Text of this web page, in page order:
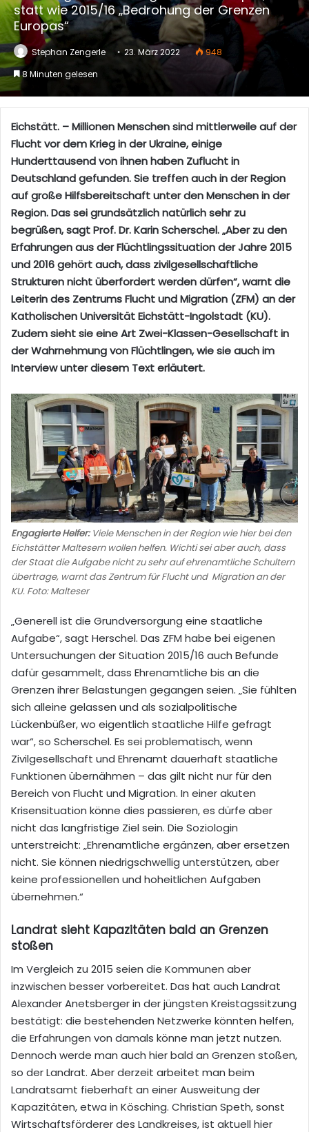
statt wie 2015/16 „Bedrohung der Grenzen
Europas“
Stephan Zengerle 23. März 2022
948
8 Minuten gelesen
Eichstätt. – Millionen Menschen sind mittlerweile auf der
Flucht vor dem Krieg in der Ukraine, einige
Hunderttausend von ihnen haben Zuflucht in
Deutschland gefunden. Sie treffen auch in der Region
auf große Hilfsbereitschaft unter den Menschen in der
Region. Das sei grundsätzlich natürlich sehr zu
begrüßen, sagt Prof. Dr. Karin Scherschel. „Aber zu den
Erfahrungen aus der Flüchtlingssituation der Jahre 2015
und 2016 gehört auch, dass zivilgesellschaftliche
Strukturen nicht überfordert werden dürfen“, warnt die
Leiterin des Zentrums Flucht und Migration (ZFM) an der
Katholischen Universität Eichstätt-Ingolstadt (KU).
Zudem sieht sie eine Art Zwei-Klassen-Gesellschaft in
der Wahrnehmung von Flüchtlingen, wie sie auch im
Interview unter diesem Text erläutert.
Engagierte Helfer:Viele Menschen in der Region wie hier bei den
Eichstätter Maltesern wollen helfen. Wichti sei aber auch, dass
der Staat die Aufgabe nicht zu sehr auf ehrenamtliche Schultern
übertrage, warnt das Zentrum für Flucht und Migration an der
KU. Foto: Malteser
„Generell ist die Grundversorgung eine staatliche
Aufgabe“, sagt Herschel. Das ZFM habe bei eigenen
Untersuchungen der Situation 2015/16 auch Befunde
dafür gesammelt, dass Ehrenamtliche bis an die
Grenzen ihrer Belastungen gegangen seien. „Sie fühlten
sich alleine gelassen und als sozialpolitische
Lückenbüßer, wo eigentlich staatliche Hilfe gefragt
war“, so Scherschel. Es sei problematisch, wenn
Zivilgesellschaft und Ehrenamt dauerhaft staatliche
Funktionen übernähmen – das gilt nicht nur für den
Bereich von Flucht und Migration. In einer akuten
Krisensituation könne dies passieren, es dürfe aber
nicht das langfristige Ziel sein. Die Soziologin
unterstreicht: „Ehrenamtliche ergänzen, aber ersetzen
nicht. Sie können niedrigschwellig unterstützen, aber
keine professionellen und hoheitlichen Aufgaben
übernehmen.“
Landrat sieht Kapazitäten bald an Grenzen
stoßen
Im Vergleich zu 2015 seien die Kommunen aber
inzwischen besser vorbereitet. Das hat auch Landrat
Alexander Anetsberger in der jüngsten Kreistagssitzung
bestätigt: die bestehenden Netzwerke könnten helfen,
die Erfahrungen von damals könne man jetzt nutzen.
Dennoch werde man auch hier bald an Grenzen stoßen,
so der Landrat. Aber derzeit arbeitet man beim
Landratsamt fieberhaft an einer Ausweitung der
Kapazitäten, etwa in Kösching. Christian Speth, sonst
Wirtschaftsförderer des Landkreises, ist aktuell hier